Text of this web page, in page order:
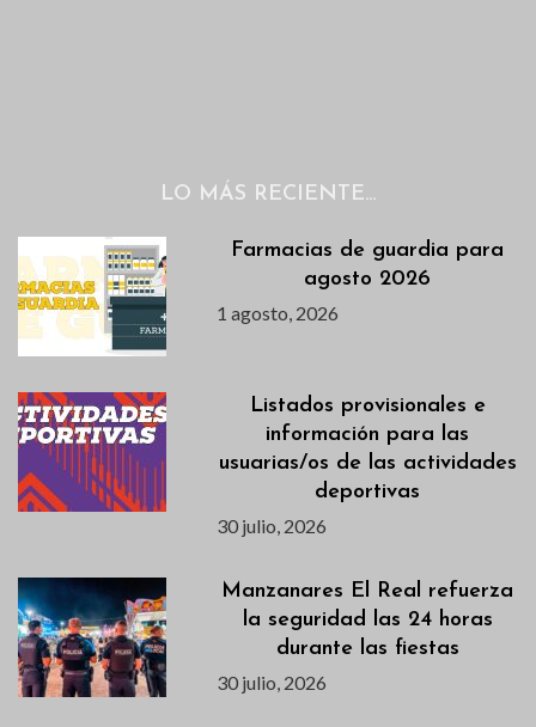
LO MÁS RECIENTE…
Farmacias de guardia para
agosto 2026
1 agosto, 2026
Listados provisionales e
información para las
usuarias/os de las actividades
deportivas
30 julio, 2026
Manzanares El Real refuerza
la seguridad las 24 horas
durante las fiestas
30 julio, 2026